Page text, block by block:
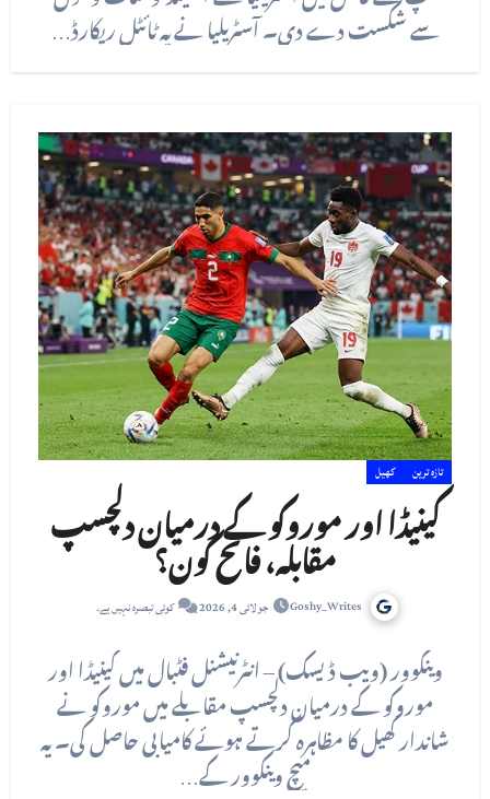
سے شکست دے دی۔ آسٹریلیا نے یہ ٹائٹل ریکارڈ…
تازہ ترین کھیل
کینیڈا اور موروکو کے درمیان دلچسپ
مقابلہ، فاتح کون؟
Goshy_Writes جولائی 4, 2026 کوئی تبصرہ نہیں ہے۔
وینکوور (ویب ڈیسک) – انٹرنیشنل فٹبال میں کینیڈا اور
موروکو کے درمیان دلچسپ مقابلے میں موروکو نے
شاندار کھیل کا مظاہرہ کرتے ہوئے کامیابی حاصل کی۔ یہ
میچ وینکوور کے…